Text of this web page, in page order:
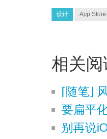
设计 App Store
相关阅
⌈随笔⌋
要扁平
别再说